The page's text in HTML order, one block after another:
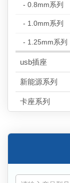
- 0.8mm系列
- 1.0mm系列
- 1.25mm系列
usb插座
新能源系列
卡座系列